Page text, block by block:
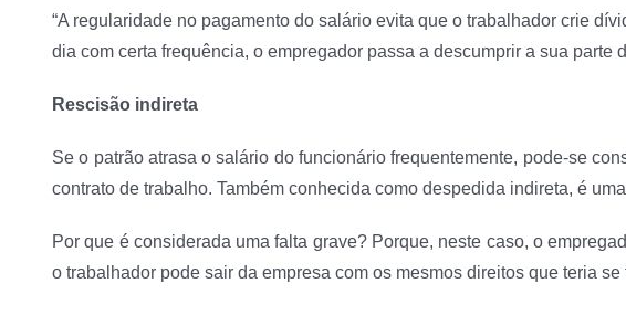
“A regularidade no pagamento do salário evita que o trabalhador crie
dia com certa frequência, o empregador passa a descumprir a sua
Rescisão indireta
Se o patrão atrasa o salário do funcionário frequentemente, pode-se
contrato de trabalho. Também conhecida como despedida indireta, é
Por que é considerada uma falta grave? Porque, neste caso, o
o trabalhador pode sair da empresa com os mesmos direitos que teria